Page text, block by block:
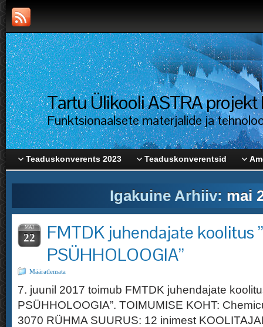
Tartu Ülikooli ASTRA projekt
Funktsionaalsete materjalide ja
Teaduskonverents 2023 Teaduskonverentsid
Igakuine Arhiiv: mai
MAI
22
FMTDK juhendajate koolitus
PSÜHHOLOOGIA”
Määratlemata
7. juunil 2017 toimub FMTDK juhendajate
PSÜHHOLOOGIA”. TOIMUMISE KOHT:
3070 RÜHMA SUURUS: 12 inimest